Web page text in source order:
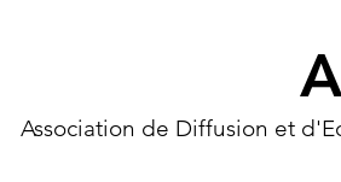
Association de Diffusion et